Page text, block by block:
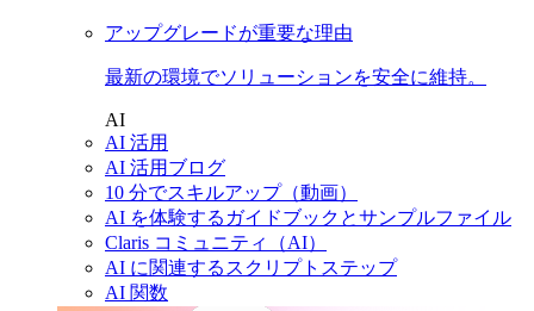
アップグレードが重要な理由
最新の環境でソリューションを安全に維持。
AI
AI 活用
AI 活用ブログ
10 分でスキルアップ（動画）
AI を体験するガイドブックとサンプルファイル
Claris コミュニティ（AI）
AI に関連するスクリプトステップ
AI 関数